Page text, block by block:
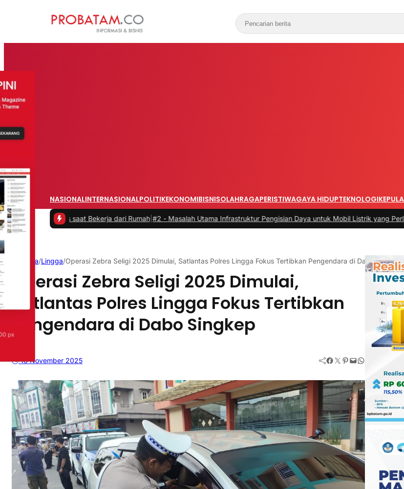
NASIONALINTERNASIONALPOLITIKEKONOMIBISNISOLAHRAGAPERISTIWAGAYA HIDUPTEKNOLOGI
saat Bekerja dari Rumah|#2 -Masalah Utama Infrastruktur Pengisian Daya untuk Mobil Listrik yang Perlu Diperhatikan|
Beranda/Lingga/Operasi Zebra Seligi 2025 Dimulai, Satlantas Polres Lingga Fokus Tertibkan Pengendara di Dabo Singkep
Operasi Zebra Seligi 2025 Dimulai,
Satlantas Polres Lingga Fokus Tertibkan
Pengendara di Dabo Singkep
18 November 2025 Facebook Twitter Pinterest Mail WhatsApp